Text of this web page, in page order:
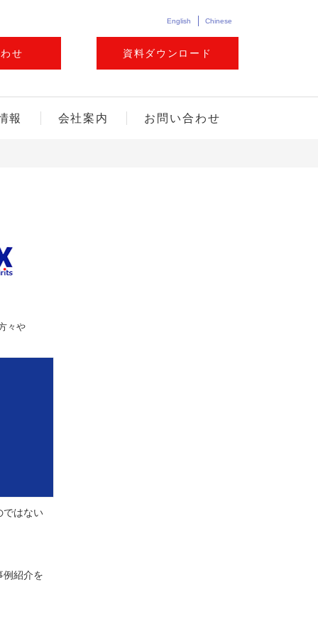
English Chinese
せ 資料ダウンロード
報 会社案内 お問い合わせ
々や
ではない
例紹介を